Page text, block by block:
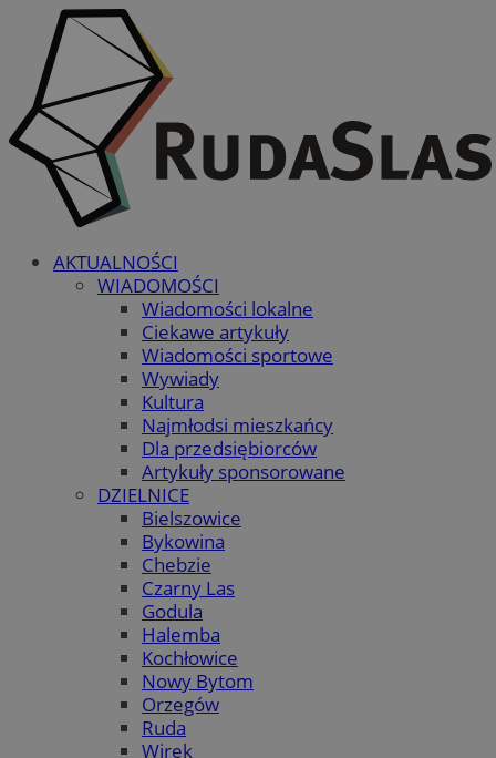
AKTUALNOŚCI
WIADOMOŚCI
Wiadomości lokalne
Ciekawe artykuły
Wiadomości sportowe
Wywiady
Kultura
Najmłodsi mieszkańcy
Dla przedsiębiorców
Artykuły sponsorowane
DZIELNICE
Bielszowice
Bykowina
Chebzie
Czarny Las
Godula
Halemba
Kochłowice
Nowy Bytom
Orzegów
Ruda
Wirek